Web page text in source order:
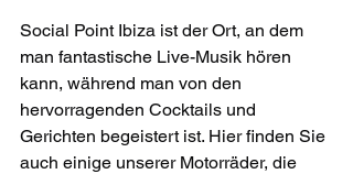
Social Point Ibiza ist der Ort, an dem
man fantastische Live-Musik hören
kann, während man von den
hervorragenden Cocktails und
Gerichten begeistert ist. Hier finden Sie
auch einige unserer Motorräder, die